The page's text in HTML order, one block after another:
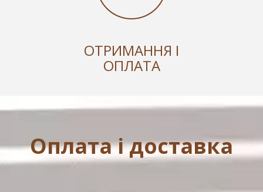
ОТРИМАННЯ І
ОПЛАТА
Оплата і доставка